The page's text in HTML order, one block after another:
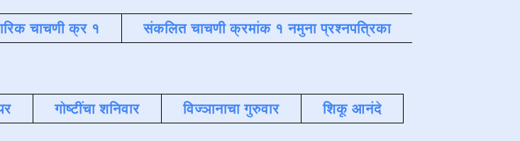
चाचणी क्र १
संकलित चाचणी क्रमांक १ नमुना प्रश्नपत्रिका
गोष्टींचा शनिवार विज्ञानाचा गुरुवार शिकू आनंदे